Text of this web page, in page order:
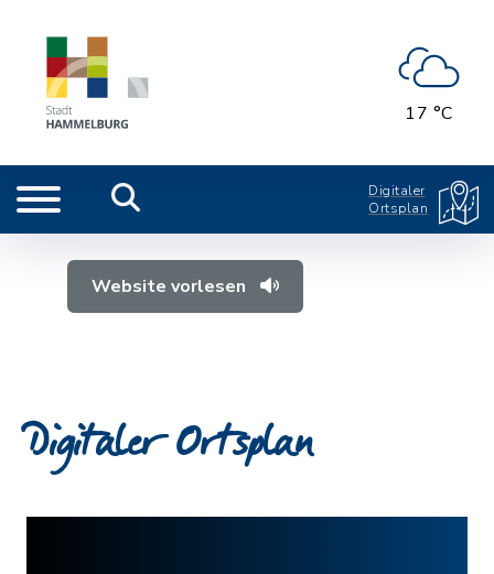
17 °C
Digitaler
Ortsplan
Website vorlesen
Digitaler Ortsplan